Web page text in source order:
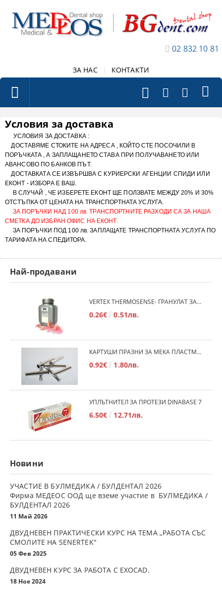
02 832 10 81
ЗА НАС КОНТАКТИ
Условия за доставка
УСЛОВИЯ ЗА ДОСТАВКА :
ДОСТАВЯМЕ СТОКИТЕ НА АДРЕСА , КОЙТО СТЕ ПОСОЧИЛИ В
ПОРЪЧКАТА , А ЗАПЛАЩАНЕТО СТАВА ПРИ ПОЛУЧАВАНЕТО ИЛИ
АВАНСОВО ПО БАНКОВ ПЪТ.
ДОСТАВКАТА СЕ ИЗВЪРШВА С КУРИЕРСКИ АГЕНЦИИ СПИДИ ИЛИ
ЕКОНТ - ИЗБОРА Е ВАШ.
В СЛУЧАЙ , ЧЕ ИЗБЕРЕТЕ ЕКОНТ ЩЕ ПОЛЗВАТЕ МЕЖДУ 20% И 30%
ОТСТЪПКА ОТ ЦЕНАТА НА ТРАНСПОРТНАТА УСЛУГА.
ЗА ПОРЪЧКИ НАД 100 лв. ТРАНСПОРТНИТЕ РАЗХОДИ СА ЗА НАША
СМЕТКА ДО ИЗБРАН ОФИС НА ЕКОНТ.
ЗА ПОРЪЧКИ ПОД 100 лв. ЗАПЛАЩАТЕ ТРАНСПОРТНАТА УСЛУГА ПО
ТАРИФАТА НА СПЕДИТОРА.
Най-продавани
VERTEX THERMOSENSE- ГРАНУЛАТ ЗА МЕКИ ПРОТЕЗИ
0.26€ 0.51лв.
КАРТУШИ ПРАЗНИ ЗА МЕКА ПЛАСТМАСА
0.92€ 1.80лв.
УПЛЪТНИТЕЛ ЗА ПРОТЕЗИ DINABASE 7
6.50€ 12.71лв.
Новини
УЧАСТИЕ В БУЛМЕДИКА / БУЛДЕНТАЛ 2026
Фирма МЕДЕОС ООД ще вземе участие в БУЛМЕДИКА /
БУЛДЕНТАЛ 2026
11 Май 2026
ДВУДНЕВЕН ПРАКТИЧЕСКИ КУРС НА ТЕМА „РАБОТА СЪС
СМОЛИТЕ НА SENERTEK"
05 Фев 2025
ДВУДНЕВЕН КУРС ЗА РАБОТА С ЕXOCAD.
18 Ное 2024